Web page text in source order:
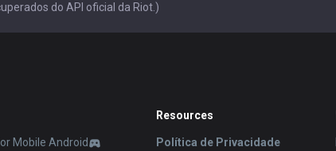
do API oficial da Riot.)
Mobile Android
Resources
Política de Privacidade